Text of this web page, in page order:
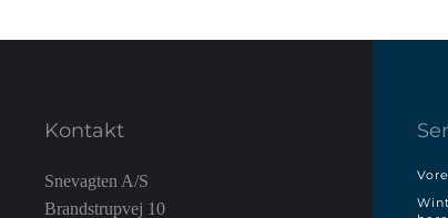
Kontakt
Snevagten A/S
Brandstrupvej 10